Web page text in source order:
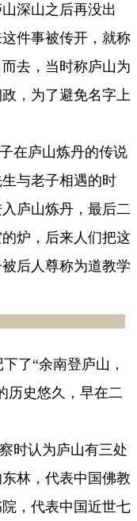
深山之后再没出
件事被传开，就称
去，当时称庐山为
，为了避免名字上
在庐山炼丹的传说
与老子相遇的时
庐山炼丹，最后二
炉，后来人们把这
后人尊称为道教学
了“余南登庐山，
历史悠久，早在二
时认为庐山有三处
林，代表中国佛教
，代表中国近世七